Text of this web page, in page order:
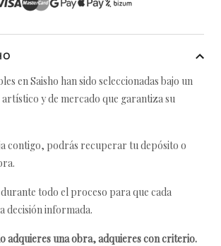
en Saisho han sido seleccionadas bajo un
artístico y de mercado que garantiza su
contigo, podrás recuperar tu depósito o
todo el proceso para que cada
decisión informada.
adquieres una obra, adquieres con criterio.